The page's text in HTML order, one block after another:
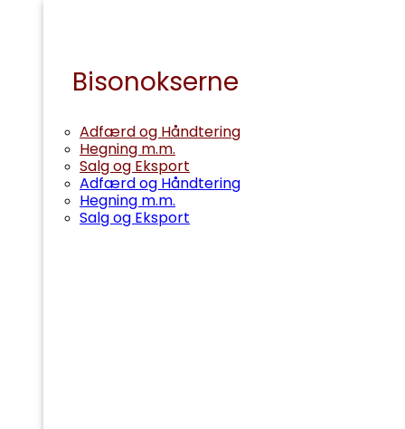
Bisonokserne
Adfærd og Håndtering
Hegning m.m.
Salg og Eksport
Adfærd og Håndtering
Hegning m.m.
Salg og Eksport